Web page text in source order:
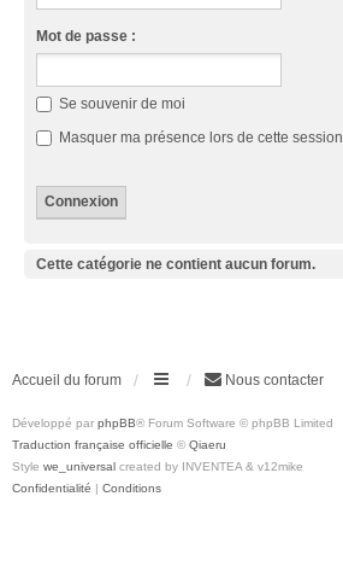
Mot de passe :
Se souvenir de moi
Masquer ma présence lors de cette session
Cette catégorie ne contient aucun forum.
Accueil du forum Nous contacter
Développé par phpBB® Forum Software © phpBB Limited
Traduction française officielle © Qiaeru
Style we_universal created by INVENTEA & v12mike
Confidentialité | Conditions